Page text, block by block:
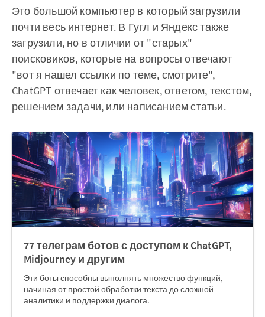
Это большой компьютер в который загрузили
почти весь интернет. В Гугл и Яндекс также
загрузили, но в отличии от "старых"
поисковиков, которые на вопросы отвечают
"вот я нашел ссылки по теме, смотрите",
ChatGPT отвечает как человек, ответом, текстом,
решением задачи, или написанием статьи.
77 телеграм ботов с доступом к ChatGPT,
Midjourney и другим
Эти боты способны выполнять множество функций,
начиная от простой обработки текста до сложной
аналитики и поддержки диалога.